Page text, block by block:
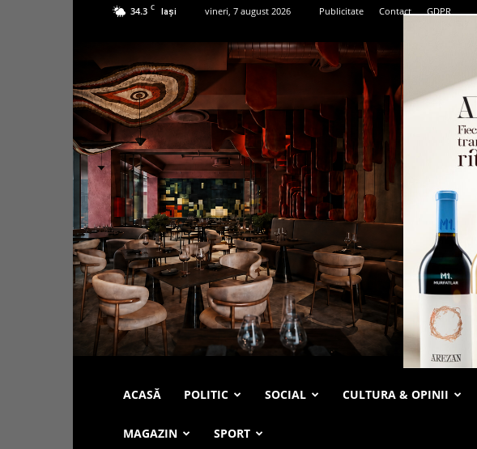
34.3 C Iași vineri, 7 august 2026 Publicitate Contact GDPR
ACASĂ POLITIC SOCIAL CULTURA & OPINII
MAGAZIN SPORT